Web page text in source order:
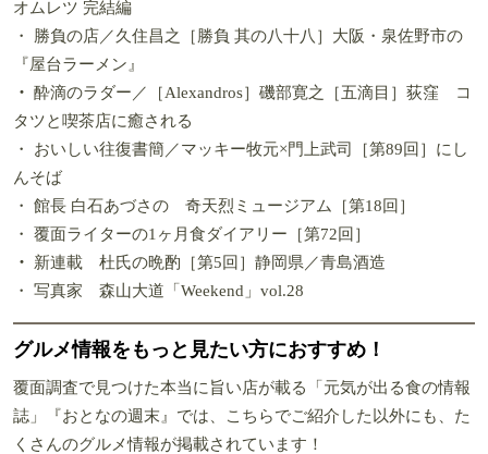
オムレツ 完結編
・ 勝負の店／久住昌之［勝負 其の八十八］大阪・泉佐野市の
『屋台ラーメン』
・ 酔滴のラダー／［Alexandros］磯部寛之［五滴目］荻窪 コ
タツと喫茶店に癒される
・ おいしい往復書簡／マッキー牧元×門上武司［第89回］にし
んそば
・ 館長 白石あづさの 奇天烈ミュージアム［第18回］
・ 覆面ライターの1ヶ月食ダイアリー［第72回］
・ 新連載 杜氏の晩酌［第5回］静岡県／青島酒造
・ 写真家 森山大道「Weekend」vol.28
グルメ情報をもっと見たい方におすすめ！
覆面調査で見つけた本当に旨い店が載る「元気が出る食の情報
誌」『おとなの週末』では、こちらでご紹介した以外にも、た
くさんのグルメ情報が掲載されています！